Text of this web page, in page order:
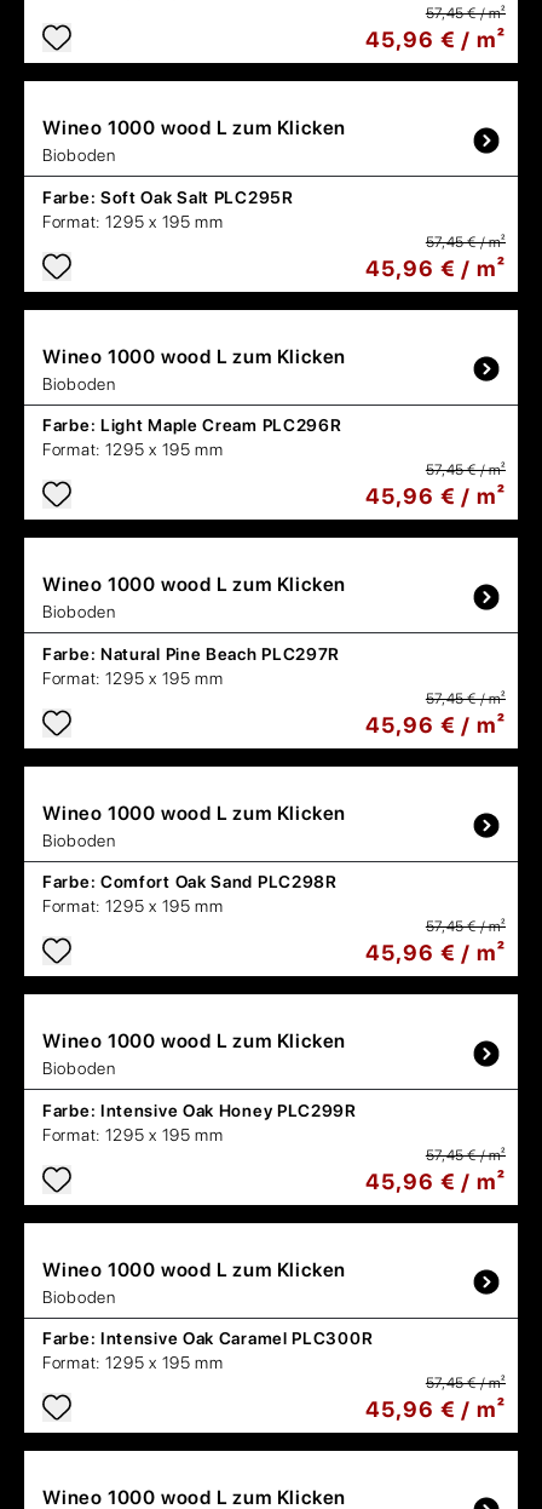
57,45 € / m²
45,96 € / m²
Wineo 1000 wood L zum Klicken
Bioboden
Farbe: Soft Oak Salt PLC295R
Format: 1295 x 195 mm
57,45 € / m²
45,96 € / m²
Wineo 1000 wood L zum Klicken
Bioboden
Farbe: Light Maple Cream PLC296R
Format: 1295 x 195 mm
57,45 € / m²
45,96 € / m²
Wineo 1000 wood L zum Klicken
Bioboden
Farbe: Natural Pine Beach PLC297R
Format: 1295 x 195 mm
57,45 € / m²
45,96 € / m²
Wineo 1000 wood L zum Klicken
Bioboden
Farbe: Comfort Oak Sand PLC298R
Format: 1295 x 195 mm
57,45 € / m²
45,96 € / m²
Wineo 1000 wood L zum Klicken
Bioboden
Farbe: Intensive Oak Honey PLC299R
Format: 1295 x 195 mm
57,45 € / m²
45,96 € / m²
Wineo 1000 wood L zum Klicken
Bioboden
Farbe: Intensive Oak Caramel PLC300R
Format: 1295 x 195 mm
57,45 € / m²
45,96 € / m²
Wineo 1000 wood L zum Klicken